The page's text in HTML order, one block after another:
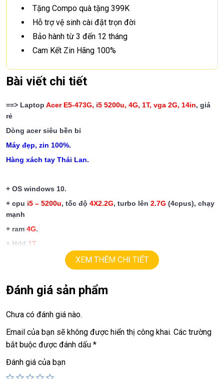
Tặng Compo quà tặng 399K
Hỗ trợ vệ sinh cài đặt trọn đời
Bảo hành từ 3 đến 12 tháng
Cam Kết Zin Hãng 100%
Bài viết chi tiết
==> Laptop Acer E5-473G, i5 5200u, 4G, 1T, vga 2G, 14in, giá
rẻ
Dòng acer siêu bền bỉ
Máy đẹp, zin 100%.
Hàng xách tay Thái Lan.
+ OS windows 10.
+ cpu i5 – 5200u, tốc độ 4X2.2G, turbo lên 2.7G (4cpus), chạy
mạnh
+ ram 4G.
+ Hdd 1T
==:>>intelHD5500.
+HDMI, webcam, usb 3.0.
+ Pin 3h.
Giá:6.9tr
XEM THÊM CHI TIẾT
Đánh giá sản phẩm
Chưa có đánh giá nào.
Email của bạn sẽ không được hiển thị công khai. Các trường
bắt buộc được đánh dấu *
Đánh giá của bạn